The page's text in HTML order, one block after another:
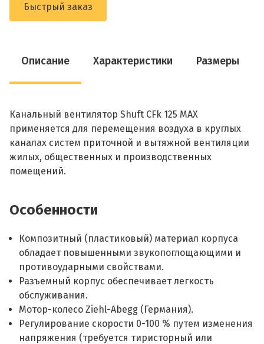
Быстрый заказ
Описание Характеристики Размеры
Канальный вентилятор Shuft CFk 125 MAX
применяется для перемещения воздуха в круглых
каналах систем приточной и вытяжной вентиляции
жилых, общественных и производственных
помещений.
Особенности
Композитный (пластиковый) материал корпуса
обладает повышенными звукопоглощающими и
противоударными свойствами.
Разъемный корпус обеспечивает легкость
обслуживания.
Мотор-колесо Ziehl-Abegg (Германия).
Регулирование скорости 0-100 % путем изменения
напряжения (требуется тиристорный или